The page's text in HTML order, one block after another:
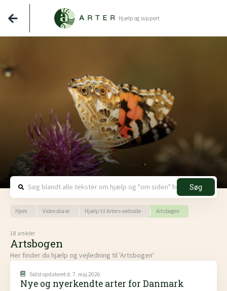
Hjælp og support
Søg
Hjem Vidensbase Hjælp til Arters webside Artsbogen
18 artikler
Artsbogen
Her finder du hjælp og vejledning til 'Artsbogen'
Sidst opdateret d. 7. maj 2026
Nye og nyerkendte arter for Danmark